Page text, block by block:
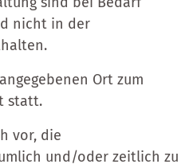
nicht in der
Ort zum
statt.
vor, die
und/oder zeitlich zu